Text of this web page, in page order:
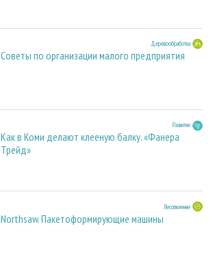
Деревообработка
Советы по организации малого предприятия
Развитие
Как в Коми делают клееную балку. «Фанера
Трейд»
Лесопиление
Northsaw. Пакетоформирующие машины